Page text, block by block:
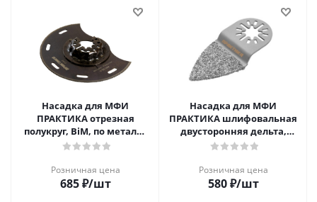
Насадка для МФИ
ПРАКТИКА отрезная
полукруг, BiM, по металлу
и дереву, 88 мм, мелкий
Розничная цена
685₽/шт
Насадка для МФИ
ПРАКТИКА шлифовальная
двусторонняя дельта,
узкая, HM, по плитке и
Розничная цена
580₽/шт